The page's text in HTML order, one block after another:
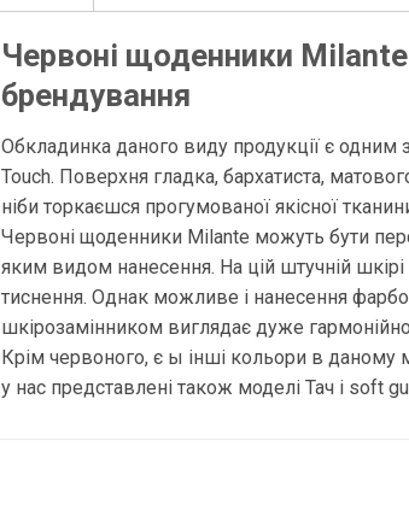
Червоні щоденники
брендування
Обкладинка даного виду продукції є одним
Touch. Поверхня гладка, бархатиста,
ніби торкаєшся прогумованої якісної
Червоні щоденники Milante можуть бути
яким видом нанесення. На цій штучній
тиснення. Однак можливе і нанесення
шкірозамінником виглядає дуже
Крім червоного, є ы інші кольори в даному
у нас представлені також моделі Тач і soft